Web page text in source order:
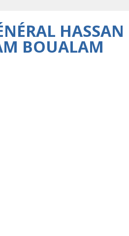
BOUALAM